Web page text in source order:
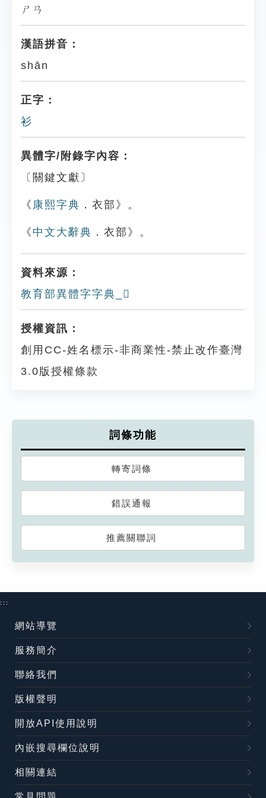
ㄕㄢ
漢語拼音：
shān
正字：
衫
異體字/附錄字內容：
〔關鍵文獻〕
《 康熙字典 ．衣部》。
《 中文大辭典 ．衣部》。
資料來源：
教育部異體字字典_𧟖
授權資訊：
創用CC-姓名標示-非商業性-禁止改作臺灣
3.0版授權條款
詞條功能
轉寄詞條
錯誤通報
推薦關聯詞
:::
網站導覽
服務簡介
聯絡我們
版權聲明
開放API使用說明
內嵌搜尋欄位說明
相關連結